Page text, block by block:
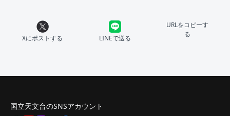
Xにポストする LINEで送る
URLをコピーす
る
国立天文台のSNSアカウント